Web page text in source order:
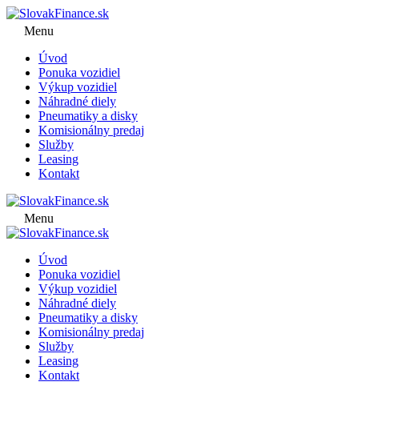
Menu
Úvod
Ponuka vozidiel
Výkup vozidiel
Náhradné diely
Pneumatiky a disky
Komisionálny predaj
Služby
Leasing
Kontakt
Menu
Úvod
Ponuka vozidiel
Výkup vozidiel
Náhradné diely
Pneumatiky a disky
Komisionálny predaj
Služby
Leasing
Kontakt